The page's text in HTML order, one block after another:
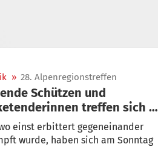
» 28. Alpenregionstreffen
Schützen und
treffen sich in
einst erbittert gegeneinander
wurde, haben sich am Sonntag